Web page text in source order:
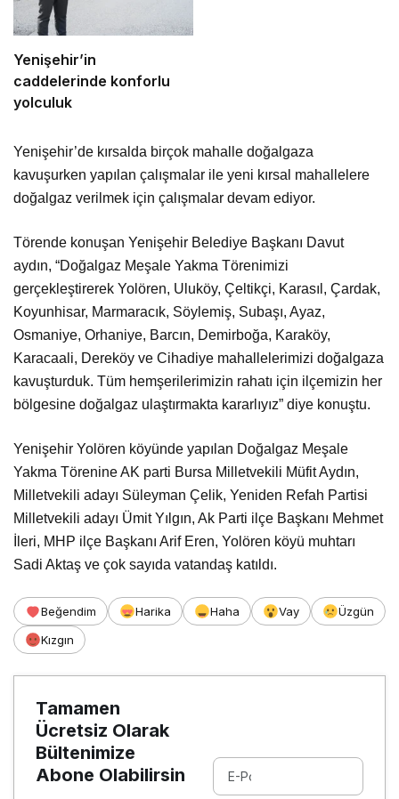
Yenişehir’in
caddelerinde konforlu
yolculuk
Yenişehir’de kırsalda birçok mahalle doğalgaza
kavuşurken yapılan çalışmalar ile yeni kırsal mahallelere
doğalgaz verilmek için çalışmalar devam ediyor.
Törende konuşan Yenişehir Belediye Başkanı Davut
aydın, “Doğalgaz Meşale Yakma Törenimizi
gerçekleştirerek Yolören, Uluköy, Çeltikçi, Karasıl, Çardak,
Koyunhisar, Marmaracık, Söylemiş, Subaşı, Ayaz,
Osmaniye, Orhaniye, Barcın, Demirboğa, Karaköy,
Karacaali, Dereköy ve Cihadiye mahallelerimizi doğalgaza
kavuşturduk. Tüm hemşerilerimizin rahatı için ilçemizin her
bölgesine doğalgaz ulaştırmakta kararlıyız” diye konuştu.
Yenişehir Yolören köyünde yapılan Doğalgaz Meşale
Yakma Törenine AK parti Bursa Milletvekili Müfit Aydın,
Milletvekili adayı Süleyman Çelik, Yeniden Refah Partisi
Milletvekili adayı Ümit Yılgın, Ak Parti ilçe Başkanı Mehmet
İleri, MHP ilçe Başkanı Arif Eren, Yolören köyü muhtarı
Sadi Aktaş ve çok sayıda vatandaş katıldı.
Beğendim Harika Haha Vay
Üzgün
Kızgın
Tamamen
Ücretsiz Olarak
Bültenimize
Abone Olabilirsin